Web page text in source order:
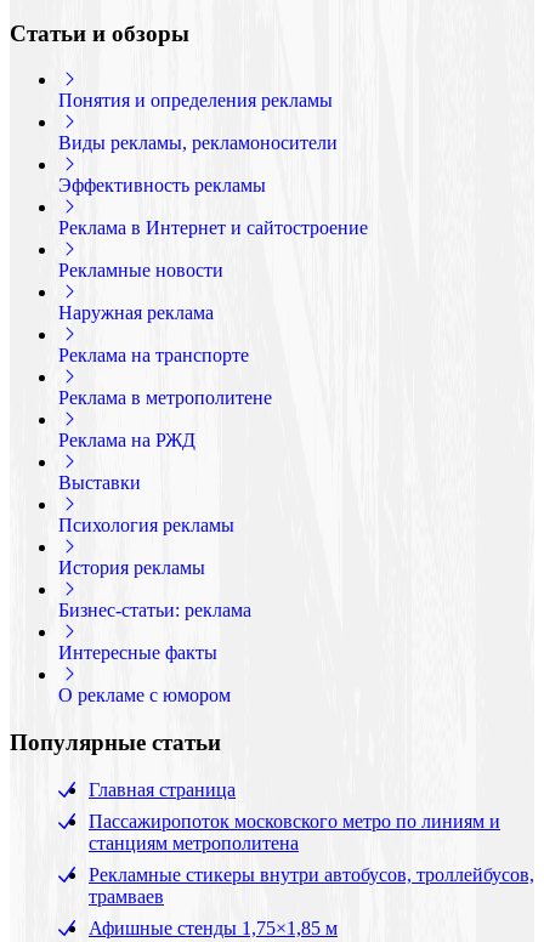
Статьи и обзоры
Понятия и определения рекламы
Виды рекламы, рекламоносители
Эффективность рекламы
Реклама в Интернет и сайтостроение
Рекламные новости
Наружная реклама
Реклама на транспорте
Реклама в метрополитене
Реклама на РЖД
Выставки
Психология рекламы
История рекламы
Бизнес-статьи: реклама
Интересные факты
О рекламе с юмором
Популярные статьи
Главная страница
Пассажиропоток московского метро по линиям и
станциям метрополитена
Рекламные стикеры внутри автобусов, троллейбусов,
трамваев
Афишные стенды 1,75×1,85 м